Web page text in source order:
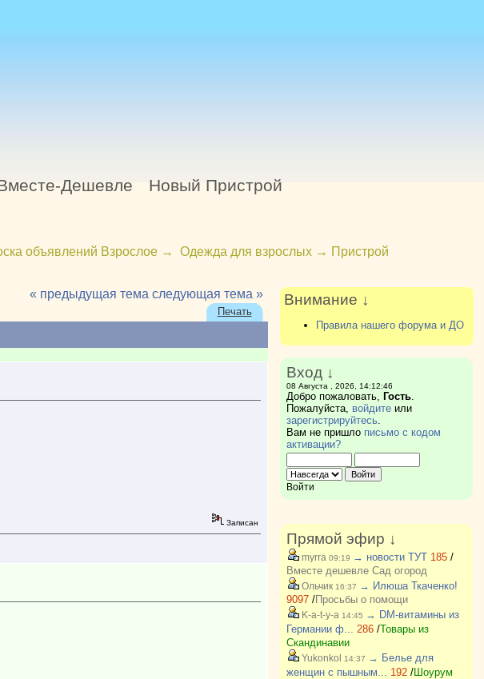
Дешевле Новый Пристрой
объявлений Взрослое → Одежда для взрослых → Пристрой
« предыдущая тема следующая тема »
Печать
Записан
Внимание ↓
Правила нашего форума и ДО
Вход ↓
08 Августа , 2026, 14:12:46
Добро пожаловать, Гость.
Пожалуйста, войдитеили
зарегистрируйтесь.
Вам не пришло письмо с кодом
активации?
Войти
Прямой эфир ↓
myrra 09:19 → новости ТУТ 185/
Вместе дешевле Сад огород
Ольчик16:37 → Илюша Ткаченко!
9097/Просьбы о помощи
K-a-t-y-a 14:45 → DM-витамины из
Германии ф... 286/Товары из
Скандинавии
Yukonkol 14:37 → Белье для
женщин с пышным... 192/Шоурум